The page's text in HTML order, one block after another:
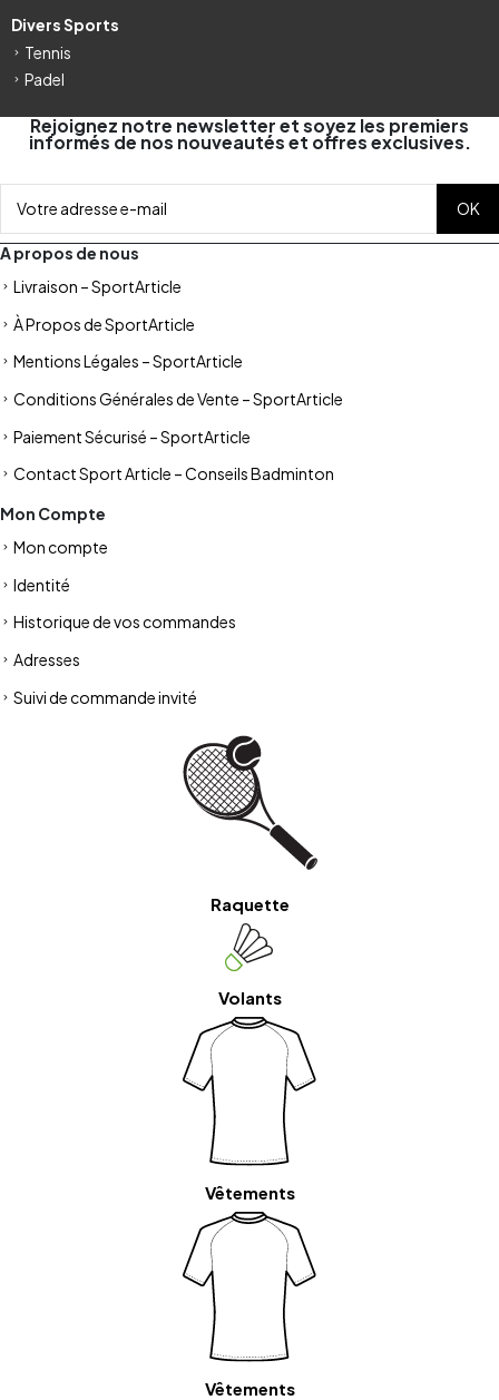
Divers Sports
Tennis
Padel
Rejoignez notre newsletter et soyez les premiers
informés de nos nouveautés et offres exclusives.
A propos de nous
Livraison – SportArticle
À Propos de SportArticle
Mentions Légales – SportArticle
Conditions Générales de Vente – SportArticle
Paiement Sécurisé – SportArticle
Contact Sport Article – Conseils Badminton
Mon Compte
Mon compte
Identité
Historique de vos commandes
Adresses
Suivi de commande invité
Raquette
Volants
Vêtements
Vêtements